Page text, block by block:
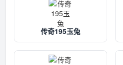
传奇195玉兔